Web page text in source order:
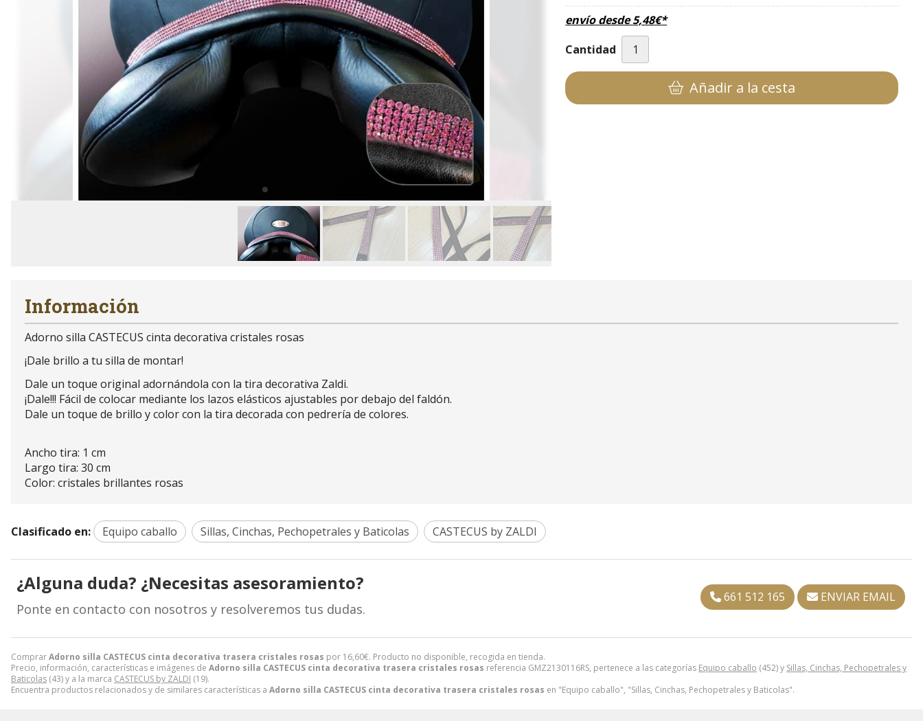
envío desde5,48€*
Cantidad
Añadir a la cesta
ComprarAdorno silla CASTECUS cinta decorativa trasera cristales rosas por 16,60€. Producto no disponible, recogida en tienda.
Precio, información, características e imágenes de Adorno silla CASTECUS cinta decorativa trasera cristales rosas referencia GMZ2130116RS, pertenece a las categorías Equipo caballo (452) y Sillas, Cinchas, Pechopetrales y
Baticolas (43) y a la marca CASTECUS by ZALDI (19).
Encuentra productos relacionados y de similares características a Adorno silla CASTECUS cinta decorativa trasera cristales rosas en "Equipo caballo", "Sillas, Cinchas, Pechopetrales y Baticolas".
Información
Adorno silla CASTECUS cinta decorativa cristales rosas
¡Dale brillo a tu silla de montar!
Dale un toque original adornándola con la tira decorativa Zaldi.
¡Dale!!! Fácil de colocar mediante los lazos elásticos ajustables por debajo del faldón.
Dale un toque de brillo y color con la tira decorada con pedrería de colores.
Ancho tira: 1 cm
Largo tira: 30 cm
Color: cristales brillantes rosas
Clasificado en: Equipo caballo Sillas, Cinchas, Pechopetrales y Baticolas CASTECUS by ZALDI
¿Alguna duda? ¿Necesitas asesoramiento?
Ponte en contacto con nosotros y resolveremos tus dudas.
661 512 165 ENVIAR EMAIL